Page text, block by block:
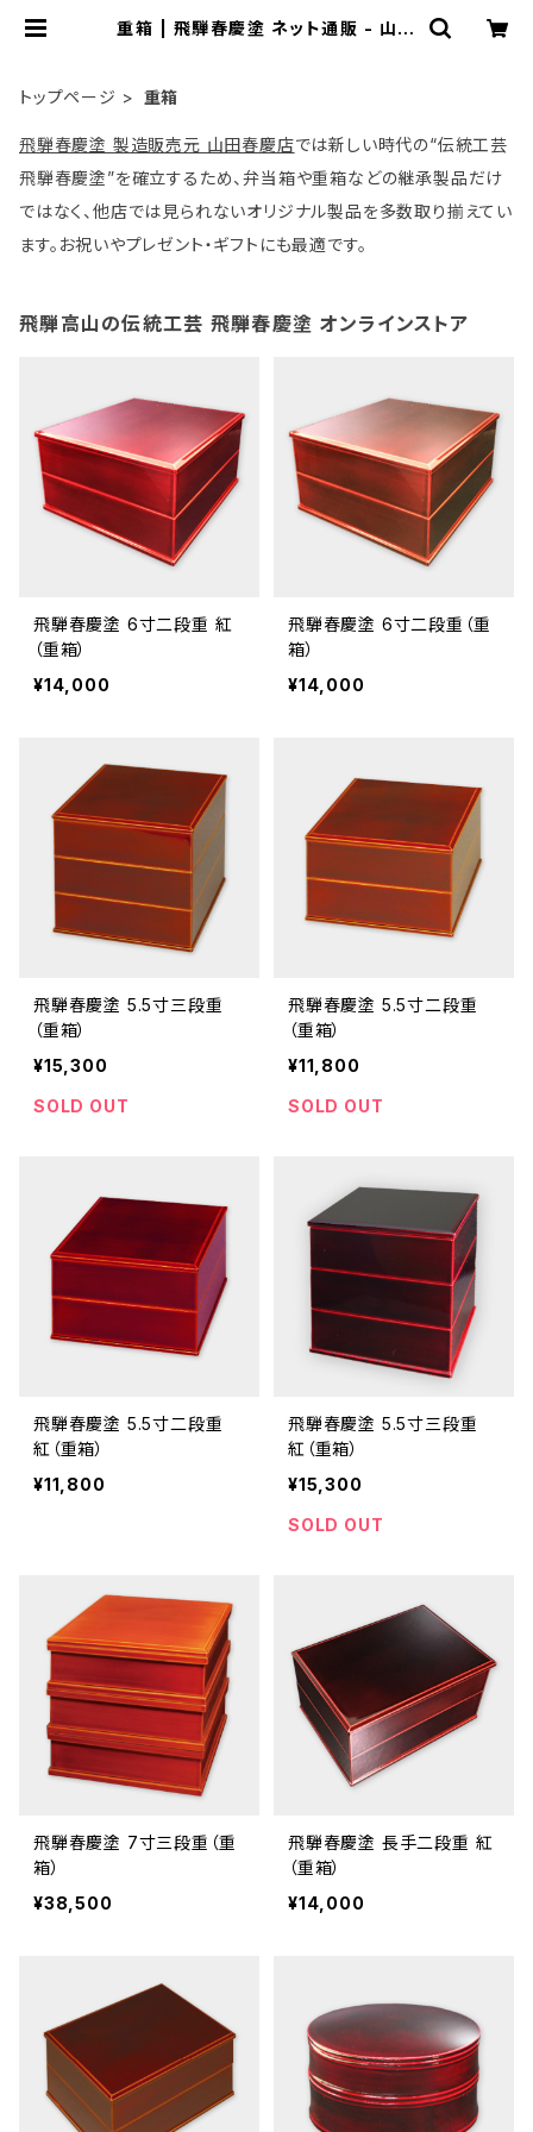
重箱 | 飛騨春慶塗 ネット通販 - 山田
トップページ 重箱
飛騨春慶塗 製造販売元 山田春慶店では新しい時代の“伝統工芸
飛騨春慶塗”を確立するため、弁当箱や重箱などの継承製品だけ
ではなく、他店では見られないオリジナル製品を多数取り揃えてい
ます。お祝いやプレゼント・ギフトにも最適です。
飛騨高山の伝統工芸 飛騨春慶塗 オンラインストア
飛騨春慶塗 6寸二段重 紅
（重箱）
¥14,000
飛騨春慶塗 6寸二段重（重
箱）
¥14,000
飛騨春慶塗 5.5寸三段重
（重箱）
¥15,300
SOLD OUT
飛騨春慶塗 5.5寸二段重
（重箱）
¥11,800
SOLD OUT
飛騨春慶塗 5.5寸二段重
紅（重箱）
¥11,800
飛騨春慶塗 5.5寸三段重
紅（重箱）
¥15,300
SOLD OUT
飛騨春慶塗 7寸三段重（重
箱）
¥38,500
飛騨春慶塗 長手二段重 紅
（重箱）
¥14,000